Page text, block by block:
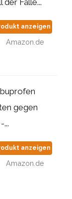
der Fälle...
anzeigen
Amazon.de
gegen
anzeigen
Amazon.de